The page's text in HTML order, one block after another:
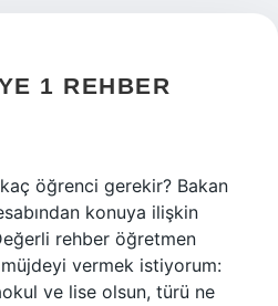
1 REHBER
öğrenci gerekir? Bakan
konuya ilişkin
rehber öğretmen
müjdeyi vermek istiyorum:
ve lise olsun, türü ne